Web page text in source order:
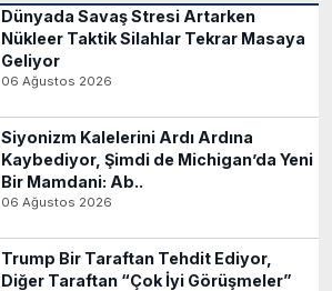
Dünyada Savaş Stresi Artarken
Nükleer Taktik Silahlar Tekrar Masaya
Geliyor
06 Ağustos 2026
Siyonizm Kalelerini Ardı Ardına
Kaybediyor, Şimdi de Michigan’da Yeni
Bir Mamdani: Ab..
06 Ağustos 2026
Trump Bir Taraftan Tehdit Ediyor,
Diğer Taraftan “Çok İyi Görüşmeler”